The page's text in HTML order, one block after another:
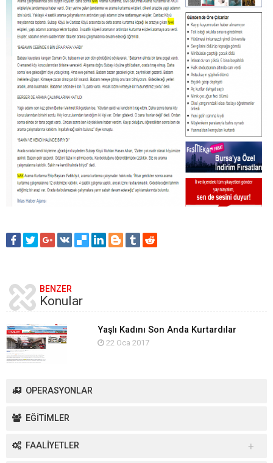
BENZER
Konular
Yaşlı Kadını Son Anda Kurtardılar
22 Oca 2017
OPERASYONLAR
EĞİTİMLER
FAALİYETLER